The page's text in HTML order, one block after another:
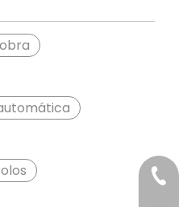
+86-